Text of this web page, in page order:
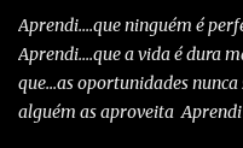
transformar tudo em uma
Aprendi....que ninguém é
Aprendi....que a vida é dura
que...as oportunidades nunca
alguém as aproveita